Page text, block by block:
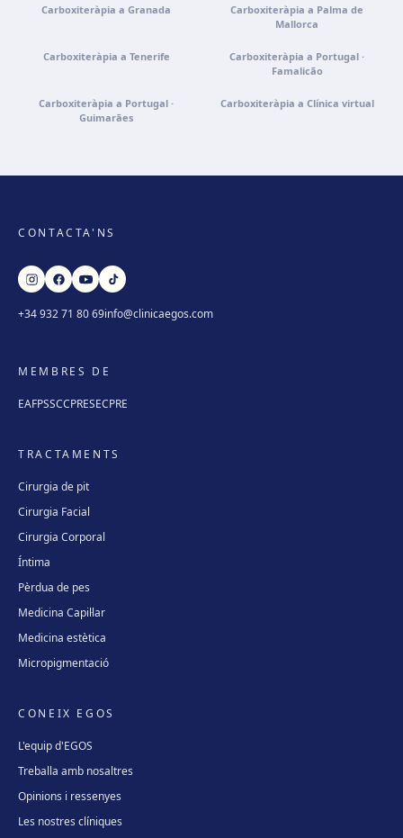
Carboxiteràpia a Granada
Carboxiteràpia a Palma de
Mallorca
Carboxiteràpia a Tenerife
Carboxiteràpia a Portugal ·
Famalicão
Carboxiteràpia a Portugal ·
Guimarães
Carboxiteràpia a Clínica virtual
CONTACTA'NS
+34 932 71 80 69info@clinicaegos.com
MEMBRES DE
EAFPSSCCPRESECPRE
TRACTAMENTS
Cirurgia de pit
Cirurgia Facial
Cirurgia Corporal
Íntima
Pèrdua de pes
Medicina Capil·lar
Medicina estètica
Micropigmentació
CONEIX EGOS
L'equip d'EGOS
Treballa amb nosaltres
Opinions i ressenyes
Les nostres clíniques